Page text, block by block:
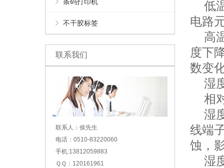
不干胶标签
联系我们
联系人：侯先生
电话：0510-83220060
手机:13812059883
ＱＱ：120161961
低
电路
高
度下
数变
湿
相
湿
线端
蚀，
湿